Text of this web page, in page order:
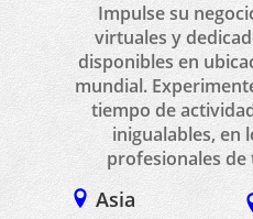
Impulse su
virtuales y
disponibles en
mundial.
tiempo de
inigualables, en
profesionales
Asia